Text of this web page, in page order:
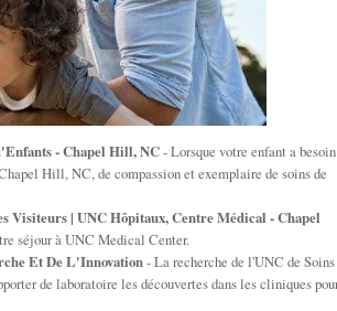
- Chapel Hill, NC- Lorsque votre enfant a besoin
Hill, NC, de compassion et exemplaire de soins de
Visiteurs | UNC Hôpitaux, Centre Médical - Chapel
séjour à UNC Medical Center.
Et De L'Innovation- La recherche de l'UNC de Soins
de laboratoire les découvertes dans les cliniques